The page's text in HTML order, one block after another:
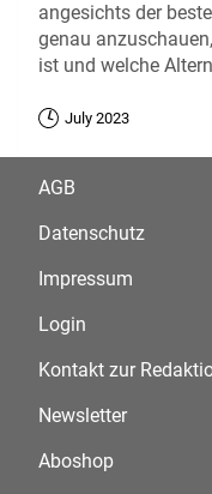
angesichts der
genau
ist und welche
July 2023
AGB
Datenschutz
Impressum
Login
Kontakt zur
Newsletter
Aboshop